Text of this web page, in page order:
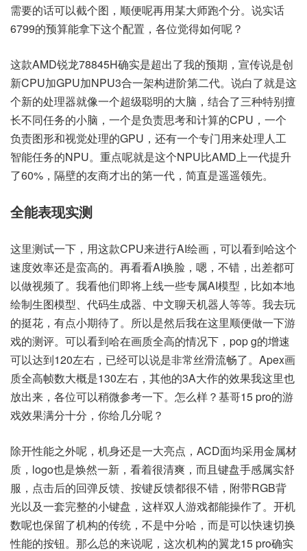
需要的话可以截个图，顺便呢再用某大师跑个分。说实话
6799的预算能拿下这个配置，各位觉得如何呢？
这款AMD锐龙78845H确实是超出了我的预期，宣传说是创
新CPU加GPU加NPU3合一架构进阶第二代。说白了就是这
个新的处理器就像一个超级聪明的大脑，结合了三种特别擅
长不同任务的小脑，一个是负责思考和计算的CPU，一个
负责图形和视觉处理的GPU，还有一个专门用来处理人工
智能任务的NPU。重点呢就是这个NPU比AMD上一代提升
了60%，隔壁的友商才出的第一代，简直是遥遥领先。
全能表现实测
这里测试一下，用这款CPU来进行AI绘画，可以看到哈这个
速度效率还是蛮高的。再看看AI换脸，嗯，不错，出差都可
以做视频了。我看他们即将上线一些专属AI模型，比如本地
绘制生图模型、代码生成器、中文聊天机器人等等。我去玩
的挺花，有点小期待了。所以是然后我在这里顺便做一下游
戏的测评。可以看到哈在画质全高的情况下，pop g的增速
可以达到120左右，已经可以说是非常丝滑流畅了。Apex画
质全高帧数大概是130左右，其他的3A大作的效果我这里也
放出来，各位可以稍微参考一下。怎么样？基哥15 pro的游
戏效果满分十分，你给几分呢？
除开性能之外呢，机身还是一大亮点，ACD面均采用金属材
质，logo也是焕然一新，看着很清爽，而且键盘手感属实舒
服，点击后的回弹反馈、按键反馈都很不错，附带RGB背
光以及一套完整的小键盘，这样双人游戏都能操作了。开机
数呢也保留了机构的传统，不是中分哈，而是可以快速切换
性能的按钮。那么总的来说呢，这次机构的翼龙15 pro确实